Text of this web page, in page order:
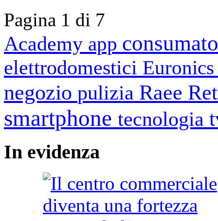
Pagina 1 di 7
Academy app
elettrodomestici
negozio pulizia Raee
smartphone tecnologia
In evidenza